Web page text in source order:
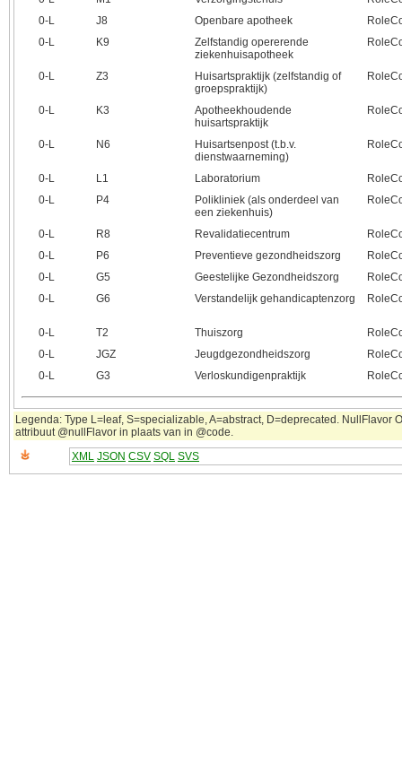
0‑L
J8 Openbare apotheek
0‑L
K9
Zelfstandig opererende
ziekenhuisapotheek
0‑L Z3
Huisartspraktijk (zelfstandig of
groepspraktijk)
0‑L K3
Apotheekhoudende
huisartspraktijk
0‑L N6
Huisartsenpost (t.b.v.
dienstwaarneming)
0‑L L1 Laboratorium
0‑L
P4
Polikliniek (als onderdeel van
een ziekenhuis)
0‑L R8 Revalidatiecentrum
0‑L
P6 Preventieve gezondheidszorg
0‑L
G5 Geestelijke Gezondheidszorg
0‑L
G6 Verstandelijk gehandicaptenzorg
0‑L T2 Thuiszorg
0‑L
JGZ Jeugdgezondheidszorg
0‑L
G3 Verloskundigenpraktijk
Legenda: Type L=leaf, S=specializable, A=abstract, D=deprecated.
attribuut @nullFlavor in plaats van in @code.
XML JSON CSV SQL SVS